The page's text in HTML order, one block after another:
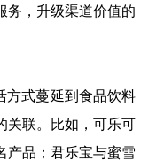
务，升级渠道价值的
方式蔓延到食品饮料
关联。比如，可乐可
产品；君乐宝与蜜雪